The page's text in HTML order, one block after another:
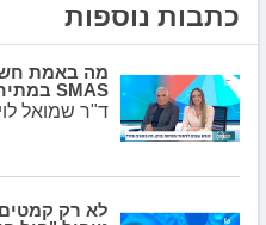
כתבות נוספות
SMAS במתיחת פנים?
ד"ר שמואל לוי
לא רק